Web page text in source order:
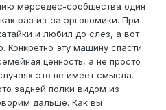
мерседес-сообщества один
раз из-за эргономики. При
и любил до слёз, а вот
Конкретно эту машину спасти
ценность, а не просто
это не имеет смысла.
задней полки видом из
дальше. Как вы